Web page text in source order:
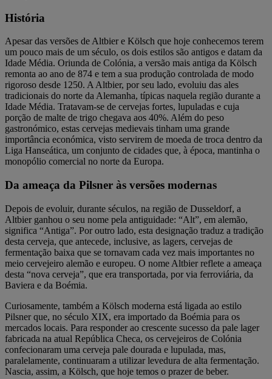
História
Apesar das versões de Altbier e Kölsch que hoje conhecemos terem
um pouco mais de um século, os dois estilos são antigos e datam da
Idade Média. Oriunda de Colónia, a versão mais antiga da Kölsch
remonta ao ano de 874 e tem a sua produção controlada de modo
rigoroso desde 1250. A Altbier, por seu lado, evoluiu das ales
tradicionais do norte da Alemanha, típicas naquela região durante a
Idade Média. Tratavam-se de cervejas fortes, lupuladas e cuja
porção de malte de trigo chegava aos 40%. Além do peso
gastronómico, estas cervejas medievais tinham uma grande
importância económica, visto servirem de moeda de troca dentro da
Liga Hanseática, um conjunto de cidades que, à época, mantinha o
monopólio comercial no norte da Europa.
Da ameaça da Pilsner às versões modernas
Depois de evoluir, durante séculos, na região de Dusseldorf, a
Altbier ganhou o seu nome pela antiguidade: “Alt”, em alemão,
significa “Antiga”. Por outro lado, esta designação traduz a tradição
desta cerveja, que antecede, inclusive, as lagers, cervejas de
fermentação baixa que se tornavam cada vez mais importantes no
meio cervejeiro alemão e europeu. O nome Altbier reflete a ameaça
desta “nova cerveja”, que era transportada, por via ferroviária, da
Baviera e da Boémia.
Curiosamente, também a Kölsch moderna está ligada ao estilo
Pilsner que, no século XIX, era importado da Boémia para os
mercados locais. Para responder ao crescente sucesso da pale lager
fabricada na atual República Checa, os cervejeiros de Colónia
confecionaram uma cerveja pale dourada e lupulada, mas,
paralelamente, continuaram a utilizar levedura de alta fermentação.
Nascia, assim, a Kölsch, que hoje temos o prazer de beber.